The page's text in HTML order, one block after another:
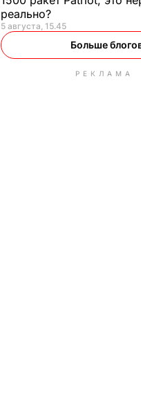
реально?
5 августа, 15.45
Больше
РЕКЛАМА